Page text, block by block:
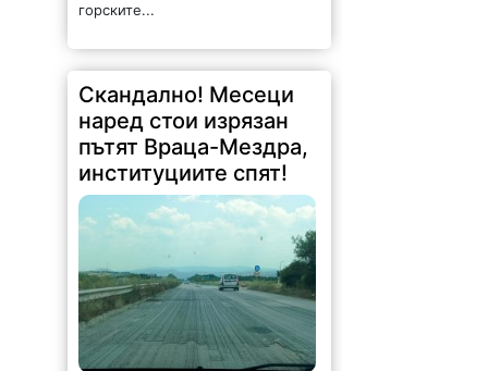
горските...
Скандално! Месеци
наред стои изрязан
пътят Враца-Мездра,
институциите спят!